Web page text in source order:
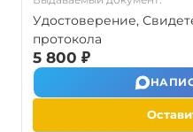
Удостоверение,
протокола
5 800 ₽